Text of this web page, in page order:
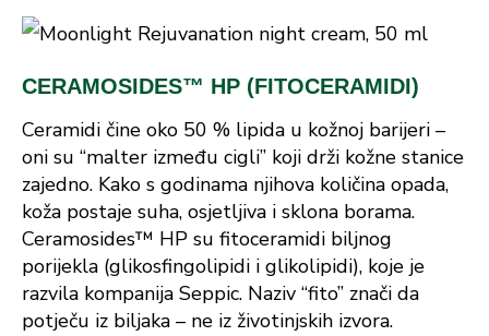
CERAMOSIDES™ HP (FITOCERAMIDI)
Ceramidi čine oko 50 % lipida u kožnoj barijeri –
oni su “malter između cigli” koji drži kožne stanice
zajedno. Kako s godinama njihova količina opada,
koža postaje suha, osjetljiva i sklona borama.
Ceramosides™ HP su fitoceramidi biljnog
porijekla (glikosfingolipidi i glikolipidi), koje je
razvila kompanija Seppic. Naziv “fito” znači da
potječu iz biljaka – ne iz životinjskih izvora.